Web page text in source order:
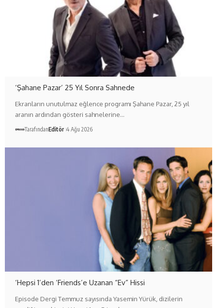
‘Şahane Pazar’ 25 Yıl Sonra Sahnede
Ekranların unutulmaz eğlence programı Şahane Pazar, 25 yıl
aranın ardından gösteri sahnelerine…
TarafındanEditör 4 Ağu 2026
‘Hepsi 1’den ‘Friends’e Uzanan “Ev” Hissi
Episode Dergi Temmuz sayısında Yasemin Yürük, dizilerin